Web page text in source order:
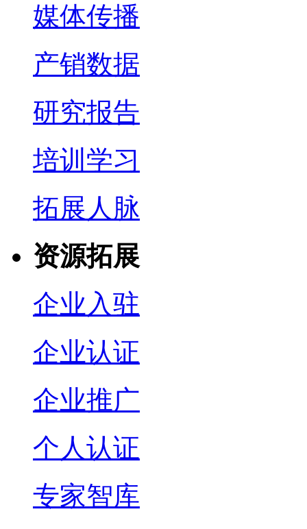
媒体传播
产销数据
研究报告
培训学习
拓展人脉
资源拓展
企业入驻
企业认证
企业推广
个人认证
专家智库